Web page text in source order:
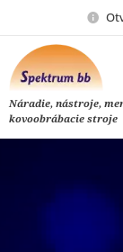
Náradie, nástroje,
kovoobrábacie stroje